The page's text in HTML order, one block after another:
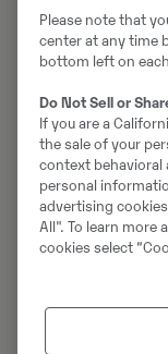
vi får fint väder
Please note that
center at any time
bottom left on
Do Not Sell or
If you are a
the sale of your
context behavioral
personal
advertising
All". To learn more
cookies select